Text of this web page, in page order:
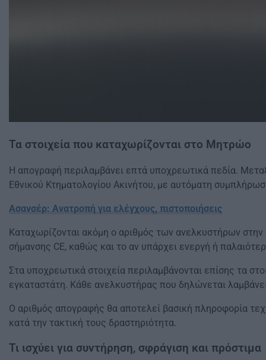
Τα στοιχεία που καταχωρίζονται στο Μητρώο
Η απογραφή περιλαμβάνει επτά υποχρεωτικά πεδία.
Εθνικού Κτηματολογίου Ακινήτου, με αυτόματη
Ασανσέρ: Ανατροπή για ελέγχους, πιστοποιήσεις
Καταχωρίζονται ακόμη ο αριθμός των ανελκυστήρων
σήμανσης CE, καθώς και το αν υπάρχει ενεργή ή
Στα υποχρεωτικά στοιχεία περιλαμβάνονται επίσης τα
εγκαταστάτη. Κάθε ανελκυστήρας που δηλώνεται
Ο αριθμός απογραφής θα αποτελεί βασική πληροφορία
κατά την τακτική τους δραστηριότητα.
Τι ισχύει για συντήρηση, σφράγιση και πρόστιμα